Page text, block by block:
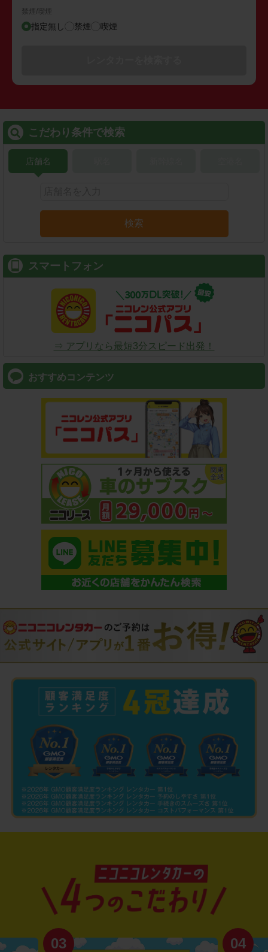
禁煙/喫煙
指定無し 禁煙 喫煙
こだわり条件で検索
店舗名
検索
スマートフォン
⇒ アプリなら最短3分スピード出発！
おすすめコンテンツ
03 04